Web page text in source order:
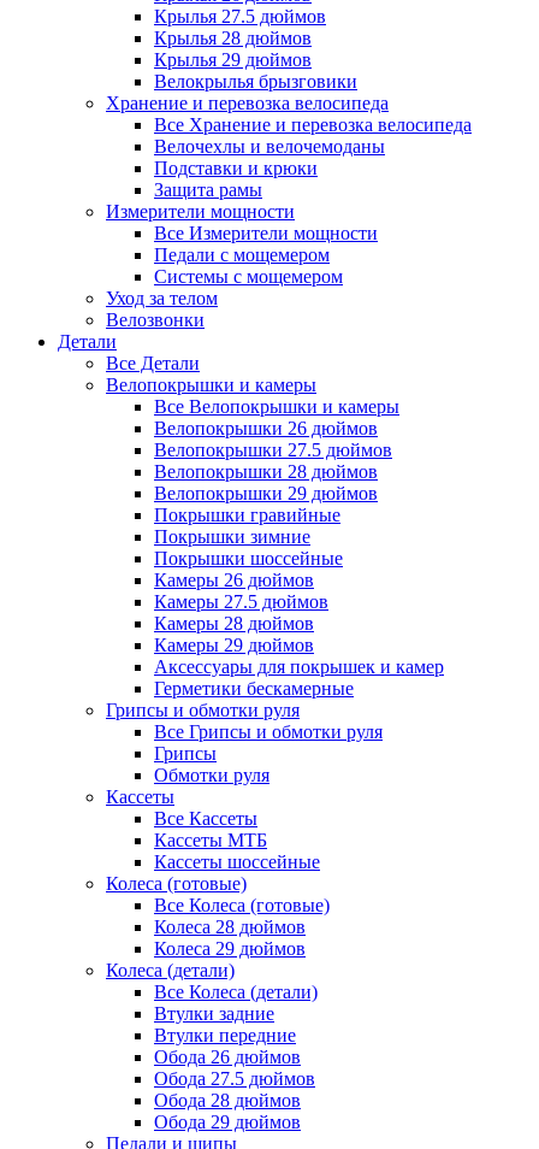
Крылья 27.5 дюймов
Крылья 28 дюймов
Крылья 29 дюймов
Велокрылья брызговики
Хранение и перевозка велосипеда
Все Хранение и перевозка велосипеда
Велочехлы и велочемоданы
Подставки и крюки
Защита рамы
Измерители мощности
Все Измерители мощности
Педали с мощемером
Системы с мощемером
Уход за телом
Велозвонки
Детали
Все Детали
Велопокрышки и камеры
Все Велопокрышки и камеры
Велопокрышки 26 дюймов
Велопокрышки 27.5 дюймов
Велопокрышки 28 дюймов
Велопокрышки 29 дюймов
Покрышки гравийные
Покрышки зимние
Покрышки шоссейные
Камеры 26 дюймов
Камеры 27.5 дюймов
Камеры 28 дюймов
Камеры 29 дюймов
Аксессуары для покрышек и камер
Герметики бескамерные
Грипсы и обмотки руля
Все Грипсы и обмотки руля
Грипсы
Обмотки руля
Кассеты
Все Кассеты
Кассеты МТБ
Кассеты шоссейные
Колеса (готовые)
Все Колеса (готовые)
Колеса 28 дюймов
Колеса 29 дюймов
Колеса (детали)
Все Колеса (детали)
Втулки задние
Втулки передние
Обода 26 дюймов
Обода 27.5 дюймов
Обода 28 дюймов
Обода 29 дюймов
Педали и шипы